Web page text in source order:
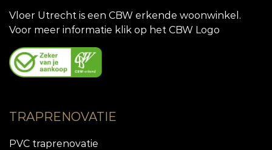
Vloer Utrecht is een CBW erkende woonwinkel.
Voor meer informatie klik op het CBW Logo
TRAPRENOVATIE
PVC traprenovatie